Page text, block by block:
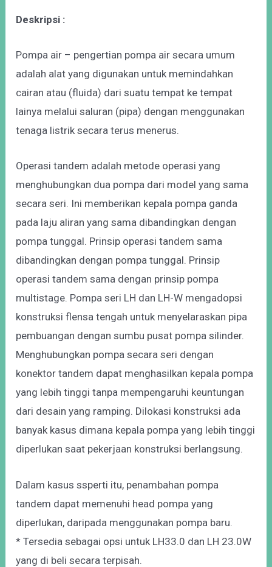
Deskripsi :
Pompa air – pengertian pompa air secara umum
adalah alat yang digunakan untuk memindahkan
cairan atau (fluida) dari suatu tempat ke tempat
lainya melalui saluran (pipa) dengan menggunakan
tenaga listrik secara terus menerus.
Operasi tandem adalah metode operasi yang
menghubungkan dua pompa dari model yang sama
secara seri. Ini memberikan kepala pompa ganda
pada laju aliran yang sama dibandingkan dengan
pompa tunggal. Prinsip operasi tandem sama
dibandingkan dengan pompa tunggal. Prinsip
operasi tandem sama dengan prinsip pompa
multistage. Pompa seri LH dan LH-W mengadopsi
konstruksi flensa tengah untuk menyelaraskan pipa
pembuangan dengan sumbu pusat pompa silinder.
Menghubungkan pompa secara seri dengan
konektor tandem dapat menghasilkan kepala pompa
yang lebih tinggi tanpa mempengaruhi keuntungan
dari desain yang ramping. Dilokasi konstruksi ada
banyak kasus dimana kepala pompa yang lebih tinggi
diperlukan saat pekerjaan konstruksi berlangsung.
Dalam kasus ssperti itu, penambahan pompa
tandem dapat memenuhi head pompa yang
diperlukan, daripada menggunakan pompa baru.
* Tersedia sebagai opsi untuk LH33.0 dan LH 23.0W
yang di beli secara terpisah.